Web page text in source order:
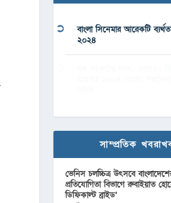
বাংলা সিনেমার আরেকটি
২০২৪
সাম্প্রতিক
ভেনিস চলচ্চিত্র উৎসবে
প্রতিযোগিতা বিভাগে রুবাইয়াত
ডিফিকাল্ট ব্রাইড’